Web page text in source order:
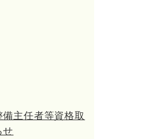
備主任者等資格取